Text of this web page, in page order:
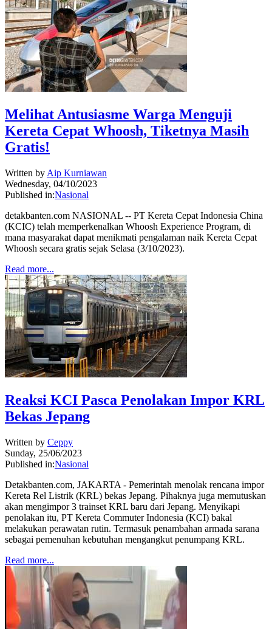
Melihat Antusiasme Warga Menguji
Kereta Cepat Whoosh, Tiketnya Masih
Gratis!
Written by Aip Kurniawan
Wednesday, 04/10/2023
Published in:Nasional
detakbanten.com NASIONAL -- PT Kereta Cepat Indonesia China
(KCIC) telah memperkenalkan Whoosh Experience Program, di
mana masyarakat dapat menikmati pengalaman naik Kereta Cepat
Whoosh secara gratis sejak Selasa (3/10/2023).
Read more...
Reaksi KCI Pasca Penolakan Impor KRL
Bekas Jepang
Written by Ceppy
Sunday, 25/06/2023
Published in:Nasional
Detakbanten.com, JAKARTA - Pemerintah menolak rencana impor
Kereta Rel Listrik (KRL) bekas Jepang. Pihaknya juga memutuskan
akan mengimpor 3 trainset KRL baru dari Jepang. Menyikapi
penolakan itu, PT Kereta Commuter Indonesia (KCI) bakal
melakukan perawatan rutin. Termasuk penambahan armada sarana
sebagai pemenuhan kebutuhan mengangkut penumpang KRL.
Read more...